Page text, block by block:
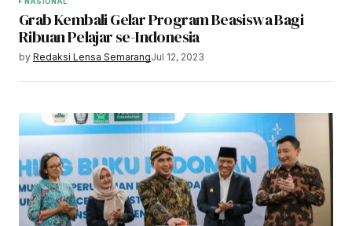
Grab Kembali Gelar Program Beasiswa Bagi
Ribuan Pelajar se-Indonesia
by Redaksi Lensa SemarangJul 12, 2023